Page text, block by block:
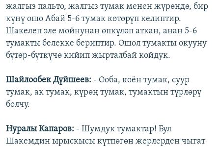
жалгыз пальто, жалгыз тумак менен жүрөндө, бир
күнү ошо Абай 5-6 тумак көтөрүп келиптир.
Шакелеп эле мойнунан өпкүлөп аткан, анан 5-6
тумакты белекке бериптир. Ошол тумакты окууну
бүтөр-бүткүчө кийип жырталбай койдук.
Шайлообек Дүйшеев: - Ооба, коён тумак, суур
тумак, ак тумак, күрөң тумак, тумактын түрлөрү
болчу.
Нуралы Капаров: - Шумдук тумактар! Бул
Шакемдин ырыскысы күтпөгөн жерлерден чыгат